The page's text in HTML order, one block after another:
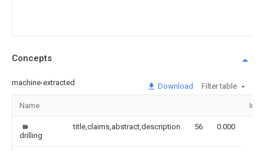
Concepts
machine-extracted Download Filter table
Name
drilling
title,claims,abstract,description 56 0.000